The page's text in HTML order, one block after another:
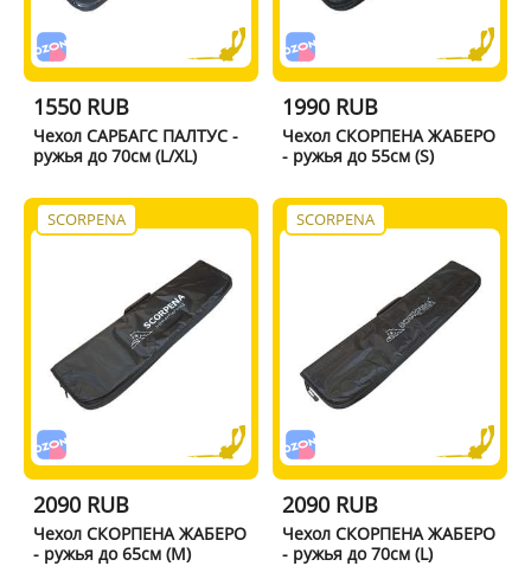
1550 RUB
Чехол САРБАГС ПАЛТУС -
ружья до 70см (L/XL)
1990 RUB
Чехол СКОРПЕНА ЖАБЕРО
- ружья до 55см (S)
SCORPENA
2090 RUB
Чехол СКОРПЕНА ЖАБЕРО
- ружья до 65см (M)
SCORPENA
2090 RUB
Чехол СКОРПЕНА ЖАБЕРО
- ружья до 70см (L)